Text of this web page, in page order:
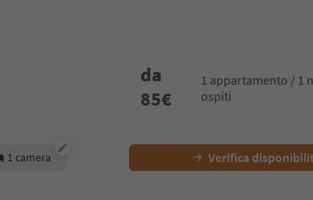
da
85€
1 appartamento / 1
ospiti
1 camera Verifica